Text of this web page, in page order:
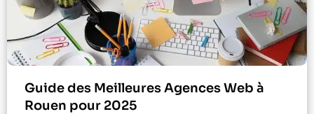
Guide des Meilleures Agences Web à
Rouen pour 2025